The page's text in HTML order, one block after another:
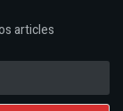
articles